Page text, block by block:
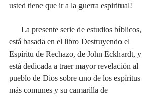
usted tiene que ir a la guerra espiritual!
está basada en el libro Destruyendo el
Espíritu de Rechazo, de John Eckhardt, y
está dedicada a traer mayor revelación al
pueblo de Dios sobre uno de los espíritus
más comunes y su camarilla de